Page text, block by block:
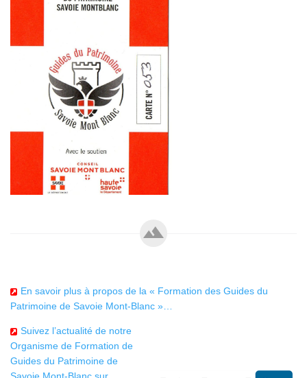
En savoir plus à propos de la « Formation des Guides du
Patrimoine de Savoie Mont-Blanc »…
Suivez l’actualité de notre
Organisme de Formation de
Guides du Patrimoine de